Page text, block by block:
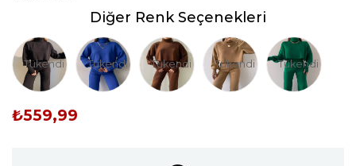
Diğer Renk Seçenekleri
Tükendi Tükendi Tükendi Tükendi Tükendi
₺559,99